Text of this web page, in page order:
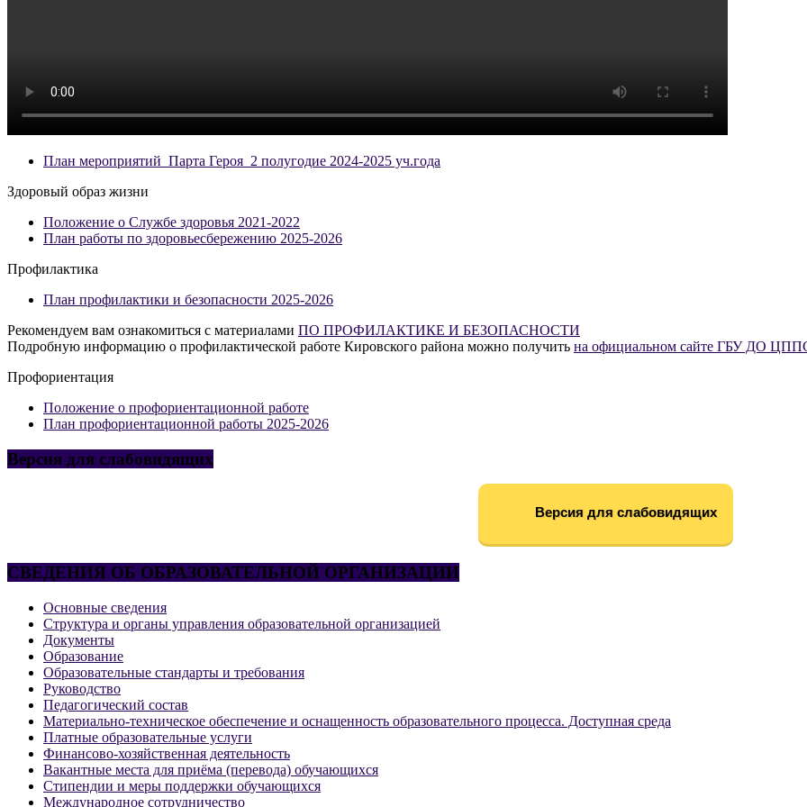
План мероприятий_Парта Героя_2 полугодие 2024-2025 уч.года
Здоровый образ жизни
Положение о Службе здоровья 2021-2022
План работы по здоровьесбережению 2025-2026
Профилактика
План профилактики и безопасности 2025-2026
Рекомендуем вам ознакомиться с материалами ПО ПРОФИЛАКТИКЕ И БЕЗОПАСНОСТИ
Подробную информацию о профилактической работе Кировского района можно получить на официальном сайте ГБУ ДО ЦППС
Профориентация
Положение о профориентационной работе
План профориентационной работы 2025-2026
Версия для слабовидящих
Версия для слабовидящих
СВЕДЕНИЯ ОБ ОБРАЗОВАТЕЛЬНОЙ ОРГАНИЗАЦИИ
Основные сведения
Структура и органы управления образовательной организацией
Документы
Образование
Образовательные стандарты и требования
Руководство
Педагогический состав
Материально-техническое обеспечение и оснащенность образовательного процесса. Доступная среда
Платные образовательные услуги
Финансово-хозяйственная деятельность
Вакантные места для приёма (перевода) обучающихся
Стипендии и меры поддержки обучающихся
Международное сотрудничество